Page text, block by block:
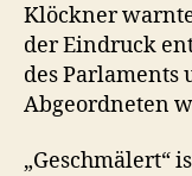
Klöckner
der Eindruck
des Parlaments
Abgeordneten
„Geschmälert“